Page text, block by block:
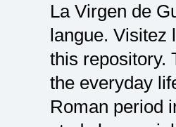
La Virgen de
langue. Visitez
this repository.
the everyday
Roman period